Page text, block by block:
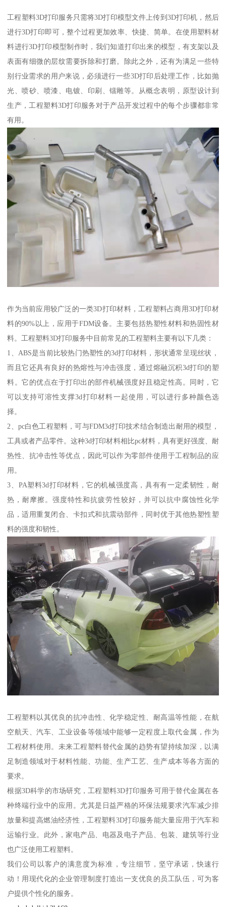
工程塑料3D打印服务只需将3D打印模型文件上传到3D打印机，然后
进行3D打印即可，整个过程更加效率、快捷、简单。在使用塑料材
料进行3D打印模型制作时，我们知道打印出来的模型，有支架以及
表面有细微的层纹需要拆除和打磨。除此之外，还有为满足一些特
别行业需求的用户来说，必须进行一些3D打印后处理工作，比如抛
光、喷砂、喷漆、电镀、印刷、镭雕等。从概念表明，原型设计到
生产，工程塑料3D打印服务对于产品开发过程中的每个步骤都非常
有用。
作为当前应用较广泛的一类3D打印材料，工程塑料占商用3D打印材
料的90%以上，应用于FDM设备。主要包括热塑性材料和热固性材
料。工程塑料3D打印服务中目前常见的工程塑料主要有以下几类：
1、ABS是当前比较热门热塑性的3d打印材料，形状通常呈现丝状，
而且它还具有良好的热熔性与冲击强度，通过熔融沉积3d打印的塑
料。它的优点在于打印出的部件机械强度好且稳定性高。同时，它
可以支持可溶性支撑3d打印材料一起使用，可以进行多种颜色选
择。
2、pc白色工程塑料，可与FDM3d打印技术结合制造出耐用的模型，
工具或者产品零件。这种3d打印材料相比pc材料，具有更好强度、耐
热性、抗冲击性等优点，因此可以作为零部件使用于工程制品的应
用。
3、PA塑料3d打印材料，它的机械强度高，具有有一定柔韧性，耐
热，耐摩擦。强度特性和抗疲劳性较好，并可以抗中腐蚀性化学
品，适用重复闭合、卡扣式和抗震动部件，同时优于其他热塑性塑
料的强度和韧性。
工程塑料以其优良的抗冲击性、化学稳定性、耐高温等性能，在航
空航天、汽车、工业设备等领域中能够一定程度上取代金属，作为
工程材料使用。未来工程塑料替代金属的趋势有望持续加深，以满
足制造领域对于材料性能、功能、生产工艺、生产成本等各方面的
要求。
根据3D科学的市场研究，工程塑料3D打印服务可用于替代金属在各
种终端行业中的应用。尤其是日益严格的环保法规要求汽车减少排
放量和提高燃油经济性，工程塑料3D打印服务能大量应用于汽车和
运输行业。此外，家电产品、电器及电子产品、包装、建筑等行业
也广泛使用工程塑料。
我们公司以客户的满意度为标准，专注细节，坚守承诺，快速行
动！用现代化的企业管理制度打造出一支优良的员工队伍，可为客
户提供个性化的服务。